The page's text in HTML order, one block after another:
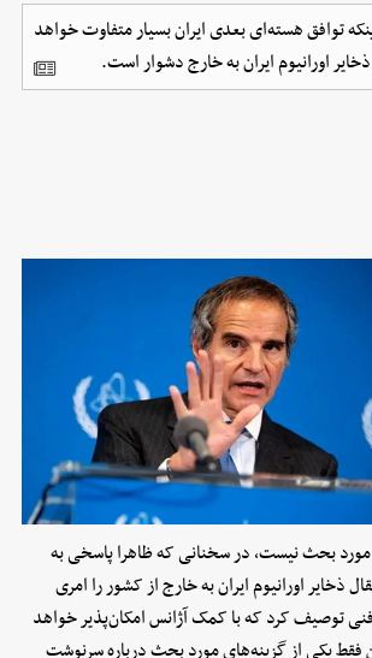
توافق هسته‌ای بعدی ایران بسیار متفاوت خواهد
اورانیوم ایران به خارج دشوار است.
مورد بحث نیست، در سخنانی که ظاهرا پاسخی به
ذخایر اورانیوم ایران به خارج از کشور را امری
توصیف کرد که با کمک آژانس امکان‌پذیر خواهد
فقط یکی از گزینه‌های مورد بحث درباره سرنوشت